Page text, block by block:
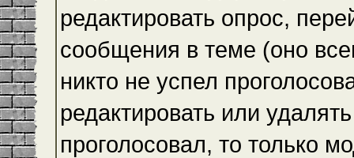
редактировать опрос,
сообщения в теме (оно
никто не успел
редактировать или
проголосовал, то только